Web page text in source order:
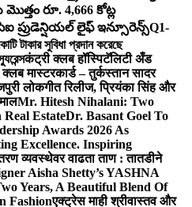
రూ. 4,666 కోట్ల
ప్రుడెన్షియల్ లైఫ్ ఇన్సూరెన్స్Q1-
টাকার সুবিধা প্রদান করেছে
कंट्री क्लब हॉस्पिटॅलिटी अँड
मास्टरकार्ड – तुर्कस्तान सादर
लोकगीत रिलीज, प्रियंका सिंह और
Mr. Hitesh Nihalani: Two
EstateDr. Basant Goel To
Awards 2026 As
Excellence. Inspiring
व्यवस्थेवर वाढता ताण : तातडीने
Aisha Shetty’s YASHNA
Years, A Beautiful Blend Of
Fashionएक्ट्रेस माही श्रीवास्तव और